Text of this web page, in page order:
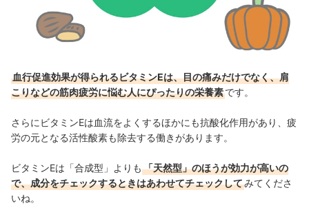
血行促進効果が得られるビタミンEは、目の痛みだけでなく、肩
こりなどの筋肉疲労に悩む人にぴったりの栄養素です。
さらにビタミンEは血流をよくするほかにも抗酸化作用があり、疲
労の元となる活性酸素も除去する働きがあります。
ビタミンEは「合成型」よりも 「天然型」のほうが効力が高いの
で、成分をチェックするときはあわせてチェックしてみてくださ
いね。